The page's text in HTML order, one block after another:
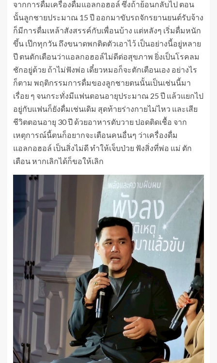
จากการดื่มเครื่องดื่มแอลกอฮอล์ ซึ่งถ้าย้อนกลับไป ตอน
นั้นลูกชายประมาณ 15 ปี ออกมาขับรถจักรยานยนต์รับจ้าง
ก็มีการดื่มเหล้าสังสรรค์กับเพื่อนบ้าง แต่หลังๆ เริ่มดื่มหนัก
ขึ้น เป๊กทุกวัน ถึงขนาดพกติดตัวเอาไว้ เป็นอย่างนี้อยู่หลาย
ปี ตนตักเตือนว่าแอลกอฮอล์ไม่ดีต่อสุขภาพ ยิ่งเป็นโรคลม
ชักอยู่ด้วย ถ้าไม่ฟังพ่อ เดี๋ยวหมอก็จะตักเตือนเอง อย่างไร
ก็ตาม พฤติกรรมการดื่มของลูกชายตนนั้นเป็นเช่นนี้มา
เรื่อย ๆ จนกระทั่งมีแฟนตอนอายุประมาณ 25 ปี แล้วแยกไป
อยู่กับแฟนก็ยังดื่มเช่นเดิม สุดท้ายร่างกายไม่ไหว และเสีย
ชีวิตตอนอายุ 30 ปี ด้วยอาหารตับวาย ปอดติดเชื้อ จาก
เหตุการณ์นี้ตนก็อยากจะเตือนคนอื่นๆ ว่าเครื่องดื่ม
แอลกอฮอล์ เป็นสิ่งไม่ดี ทำให้เจ็บป่วย ฟังสิ่งที่พ่อ แม่ ตัก
เตือน หากเลิกได้ก็ขอให้เลิก